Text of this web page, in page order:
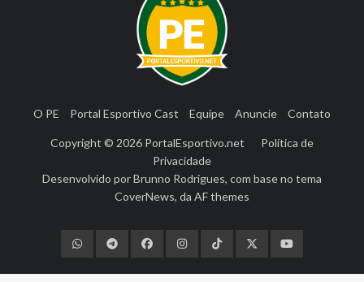
O PE Portal Esportivo Cast Equipe Anuncie Contato
Copyright © 2026 PortalEsportivo.net
Política de
Privacidade
Desenvolvido porBrunno Rodrigues, com base no tema
CoverNews, da AF themes